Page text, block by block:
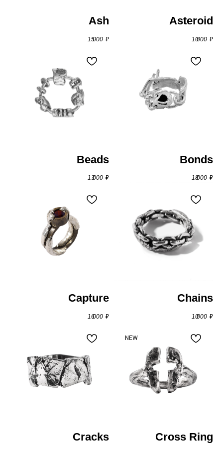
Ash
15 000 ₽
Asteroid
10 000 ₽
Beads
13 000 ₽
Bonds
18 000 ₽
Capture
16 000 ₽
Chains
10 000 ₽
Cracks
NEW
Cross Ring